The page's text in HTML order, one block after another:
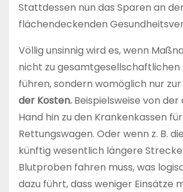
Stattdessen nun das Sparen an
flächendeckenden
Völlig unsinnig wird es, wenn
nicht zu gesamtgesellschaftlichen
führen, sondern womöglich nur zur
der Kosten. Beispielsweise von
Hand hin zu den Krankenkassen
Rettungswagen. Oder wenn z. B.
künftig wesentlich längere
Blutproben fahren muss, was
dazu führt, dass weniger Einsätze